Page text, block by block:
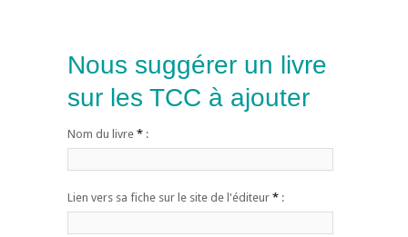
Nous suggérer un livre
sur les TCC à ajouter
Nom du livre * :
Lien vers sa fiche sur le site de l'éditeur * :